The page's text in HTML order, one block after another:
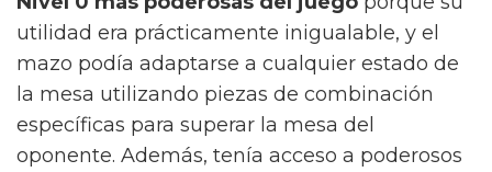
utilidad era prácticamente inigualable, y el
mazo podía adaptarse a cualquier estado de
la mesa utilizando piezas de combinación
específicas para superar la mesa del
oponente. Además, tenía acceso a poderosos